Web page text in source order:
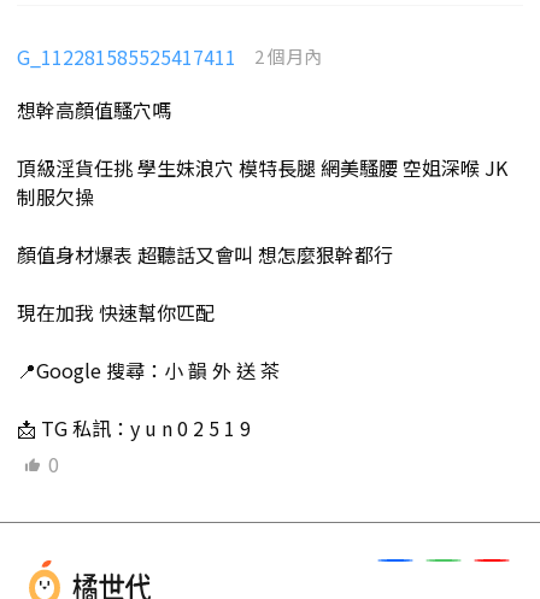
G_112281585525417411 2 個月內
想幹高顏值騷穴嗎
頂級淫貨任挑 學生妹浪穴 模特長腿 網美騷腰 空姐深喉 JK
制服欠操
顏值身材爆表 超聽話又會叫 想怎麼狠幹都行
現在加我 快速幫你匹配
📍Google 搜尋：小 韻 外 送 茶
📩 TG 私訊：y u n 0 2 5 1 9
0